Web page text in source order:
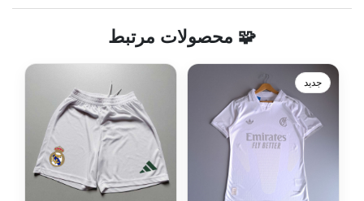
🧩 محصولات مرتبط
جدید